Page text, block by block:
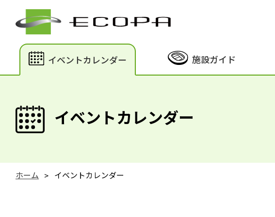
イベントカレンダー 施設ガイド
イベントカレンダー
ホーム イベントカレンダー